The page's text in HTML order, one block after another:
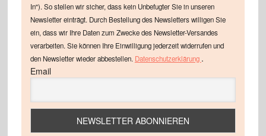
In"). So stellen wir sicher, dass kein Unbefugter Sie in unseren
Newsletter einträgt. Durch Bestellung des Newsletters willigen Sie
ein, dass wir Ihre Daten zum Zwecke des Newsletter-Versandes
verarbeiten. Sie können Ihre Einwilligung jederzeit widerrufen und
den Newsletter wieder abbestellen. Datenschutzerklärung .
Email